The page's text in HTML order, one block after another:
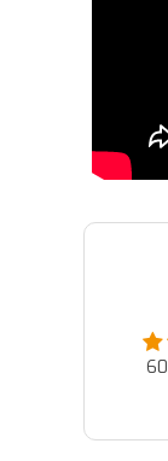
Zeer vlug